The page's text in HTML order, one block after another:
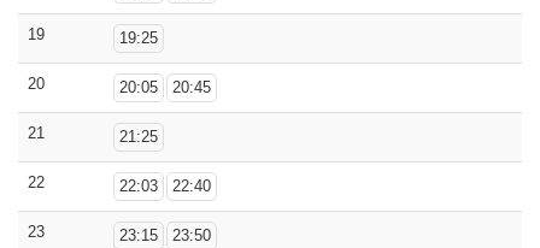
19 19:25
20 20:05 20:45
21 21:25
22 22:03 22:40
23 23:15 23:50